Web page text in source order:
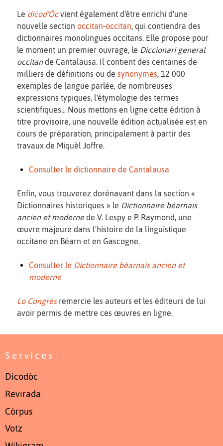
Le dicod'Òcvient également d'être enrichi d'une
nouvelle section occitan-occitan, qui contiendra des
dictionnaires monolingues occitans. Elle propose pour
le moment un premier ouvrage, le Diccionari general
occitande Cantalausa. Il contient des centaines de
milliers de définitions ou de synonymes, 12 000
exemples de langue parlée, de nombreuses
expressions typiques, l'étymologie des termes
scientifiques... Nous mettons en ligne cette édition à
titre provisoire, une nouvelle édition actualisée est en
cours de préparation, principalement à partir des
travaux de Miquèl Joffre.
Consulter le dictionnaire de Cantalausa
Enfin, vous trouverez dorénavant dans la section «
Dictionnaires historiques » le Dictionnaire béarnais
ancien et modernede V. Lespy e P. Raymond, une
œuvre majeure dans l'histoire de la linguistique
occitane en Béarn et en Gascogne.
Consulter le Dictionnaire béarnais ancien et
moderne
Lo Congrèsremercie les auteurs et les éditeurs de lui
avoir permis de mettre ces œuvres en ligne.
Services
Dicodòc
Revirada
Còrpus
Votz